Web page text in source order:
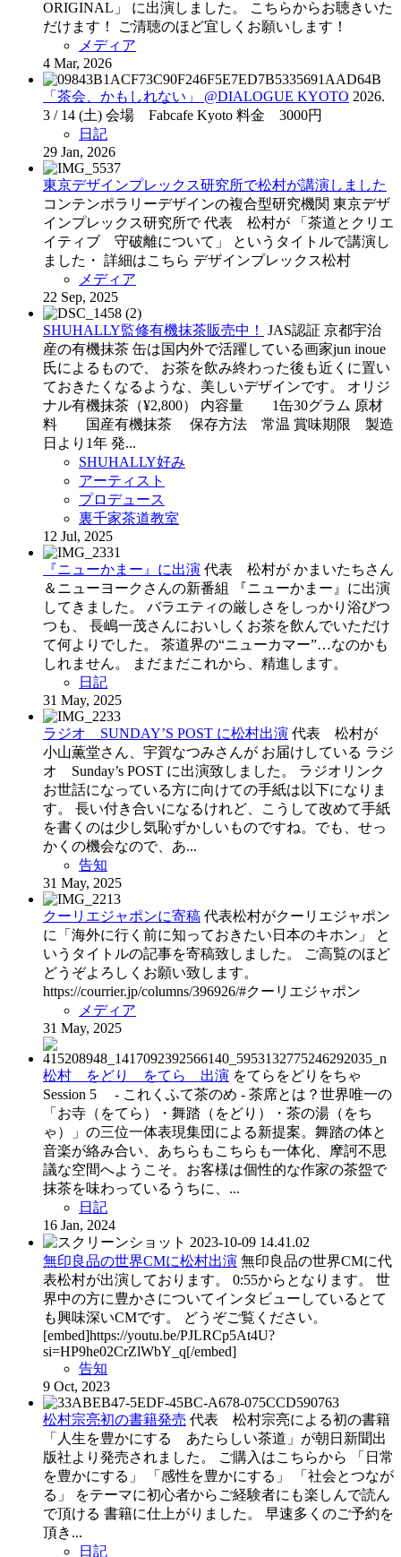
ORIGINAL」 に出演しました。 こちらからお聴きいた
だけます！ ご清聴のほど宜しくお願いします！
メディア
4 Mar, 2026
「茶会、かもしれない」 @DIALOGUE KYOTO 2026.
3 / 14 (土) 会場 Fabcafe Kyoto 料金 3000円
日記
29 Jan, 2026
東京デザインプレックス研究所で松村が講演しました
コンテンポラリーデザインの複合型研究機関 東京デザ
インプレックス研究所で 代表 松村が 「茶道とクリエ
イティブ 守破離について」 というタイトルで講演し
ました・ 詳細はこちら デザインプレックス松村
メディア
22 Sep, 2025
SHUHALLY監修有機抹茶販売中！
JAS認証 京都宇治
産の有機抹茶 缶は国内外で活躍している画家jun inoue
氏によるもので、 お茶を飲み終わった後も近くに置い
ておきたくなるような、美しいデザインです。 オリジ
ナル有機抹茶（¥2,800） 内容量 1缶30グラム 原材
料 国産有機抹茶 保存方法 常温 賞味期限 製造
日より1年 発...
SHUHALLY好み
アーティスト
プロデュース
裏千家茶道教室
12 Jul, 2025
『ニューかまー』に出演 代表 松村が かまいたちさん
＆ニューヨークさんの新番組 『ニューかまー』に出演
してきました。 バラエティの厳しさをしっかり浴びつ
つも、 長嶋一茂さんにおいしくお茶を飲んでいただけ
て何よりでした。 茶道界の“ニューカマー”…なのかも
しれません。 まだまだこれから、精進します。
日記
31 May, 2025
ラジオ SUNDAY’S POST に松村出演 代表 松村が
小山薫堂さん、宇賀なつみさんが お届けしている ラジ
オ Sunday’s POST に出演致しました。 ラジオリンク
お世話になっている方に向けての手紙は以下になりま
す。 長い付き合いになるけれど、こうして改めて手紙
を書くのは少し気恥ずかしいものですね。でも、せっ
かくの機会なので、あ...
告知
31 May, 2025
クーリエジャポンに寄稿 代表松村がクーリエジャポン
に「海外に行く前に知っておきたい日本のキホン」 と
いうタイトルの記事を寄稿致しました。 ご高覧のほど
どうぞよろしくお願い致します。
https://courrier.jp/columns/396926/#クーリエジャポン
メディア
31 May, 2025
松村 をどり をてら 出演 をてらをどりをちゃ
Session 5 - これくふて茶のめ - 茶席とは？世界唯一の
「お寺（をてら）・舞踏（をどり）・茶の湯（をち
ゃ）」の三位一体表現集団による新提案。舞踏の体と
音楽が絡み合い、あちらもこちらも一体化、摩訶不思
議な空間へようこそ。お客様は個性的な作家の茶盌で
抹茶を味わっているうちに、...
日記
16 Jan, 2024
無印良品の世界CMに松村出演 無印良品の世界CMに代
表松村が出演しております。 0:55からとなります。 世
界中の方に豊かさについてインタビューしているとて
も興味深いCMです。 どうぞご覧ください。
[embed]https://youtu.be/PJLRCp5At4U?
si=HP9he02CrZlWbY_q[/embed]
告知
9 Oct, 2023
松村宗亮初の書籍発売 代表 松村宗亮による初の書籍
「人生を豊かにする あたらしい茶道」が朝日新聞出
版社より発売されました。 ご購入はこちらから 「日常
を豊かにする」 「感性を豊かにする」 「社会とつなが
る」 をテーマに初心者からご経験者にも楽しんで読ん
で頂ける 書籍に仕上がりました。 早速多くのご予約を
頂き...
日記